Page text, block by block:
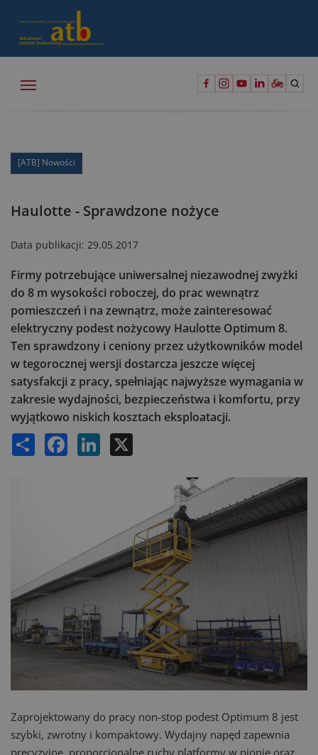
[ATB] Nowości
Haulotte - Sprawdzone nożyce
Data publikacji: 29.05.2017
Firmy potrzebujące uniwersalnej niezawodnej zwyżki
do 8 m wysokości roboczej, do prac wewnątrz
pomieszczeń i na zewnątrz, może zainteresować
elektryczny podest nożycowy Haulotte Optimum 8.
Ten sprawdzony i ceniony przez użytkowników model
w tegorocznej wersji dostarcza jeszcze więcej
satysfakcji z pracy, spełniając najwyższe wymagania w
zakresie wydajności, bezpieczeństwa i komfortu, przy
wyjątkowo niskich kosztach eksploatacji.
Share Facebook LinkedIn
Zaprojektowany do pracy non-stop podest Optimum 8 jest
szybki, zwrotny i kompaktowy. Wydajny napęd zapewnia
precyzyjne, proporcjonalne ruchy platformy w pionie oraz